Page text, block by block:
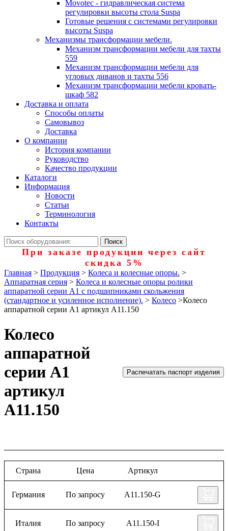
Movotec - гидравлическая система
регулировки высоты стола Suspa
Готовые решения с системами регулировки
высоты Suspa
Механизмы трансформации мебели.
Механизм трансформации мебели для тахты
559
Механизм трансформации мебели для
угловых диванов и тахты 556
Механизм трансформации мебели кровать-
шкаф 582
Доставка и оплата
Способы оплаты
Самовывоз
Доставка
О компании
История компании
Руководство
Качество продукции
Каталоги
Информация
Новости
Статьи
Терминология
Контакты
При заказе продукции через сайт
скидка 5%
Главная > Продукция > Колеса и колесные опоры. >
Аппаратная серия > Колеса и колесные опоры ролики
аппаратной серии А1 с подшипниками скольжения
(стандартное и усиленное исполнение). > Колесо >Колесо
аппаратной серии А1 артикул А11.150
Колесо
аппаратной
серии А1
артикул
А11.150
Распечатать паспорт изделия
Страна Цена Артикул
Германия По запросу А11.150-G
Италия По запросу А11.150-I